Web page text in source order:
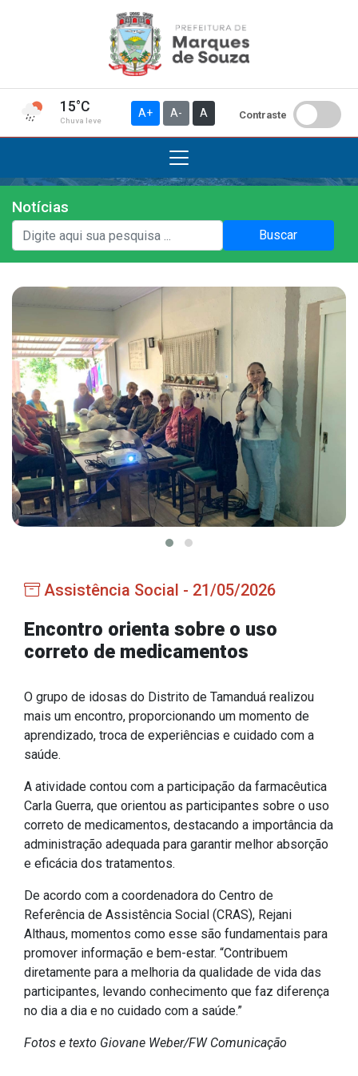
15°C
Chuva leve
A+ A- A Contraste
Institucional
A Prefeitura
Gabinete do Vice-prefeito
História do Município
Símbolos Oficiais
Estrutura Organizacional
Secretarias
Administração
Agricultura e Meio Ambiente
Obras
Saúde
Serviços
IPTU 2026
Nota Fiscal Eletrônica
Ouvidoria
Portal do Cidadão
Portal do Servidor
Publicações
Diário Oficial (Novo)
Diário Oficial (Até 30/04)
Recursos Humanos
Notícias
Buscar
Assistência Social - 21/05/2026
Encontro orienta sobre o uso
correto de medicamentos
O grupo de idosas do Distrito de Tamanduá realizou
mais um encontro, proporcionando um momento de
aprendizado, troca de experiências e cuidado com a
saúde.
A atividade contou com a participação da farmacêutica
Carla Guerra, que orientou as participantes sobre o uso
correto de medicamentos, destacando a importância da
administração adequada para garantir melhor absorção
e eficácia dos tratamentos.
De acordo com a coordenadora do Centro de
Referência de Assistência Social (CRAS), Rejani
Althaus, momentos como esse são fundamentais para
promover informação e bem-estar. “Contribuem
diretamente para a melhoria da qualidade de vida das
participantes, levando conhecimento que faz diferença
no dia a dia e no cuidado com a saúde.”
Fotos e texto Giovane Weber/FW Comunicação